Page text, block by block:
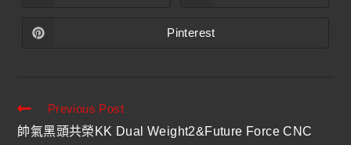
Pinterest
Previous Post
帥氣黑頭共榮KK Dual Weight2&Future Force CNC